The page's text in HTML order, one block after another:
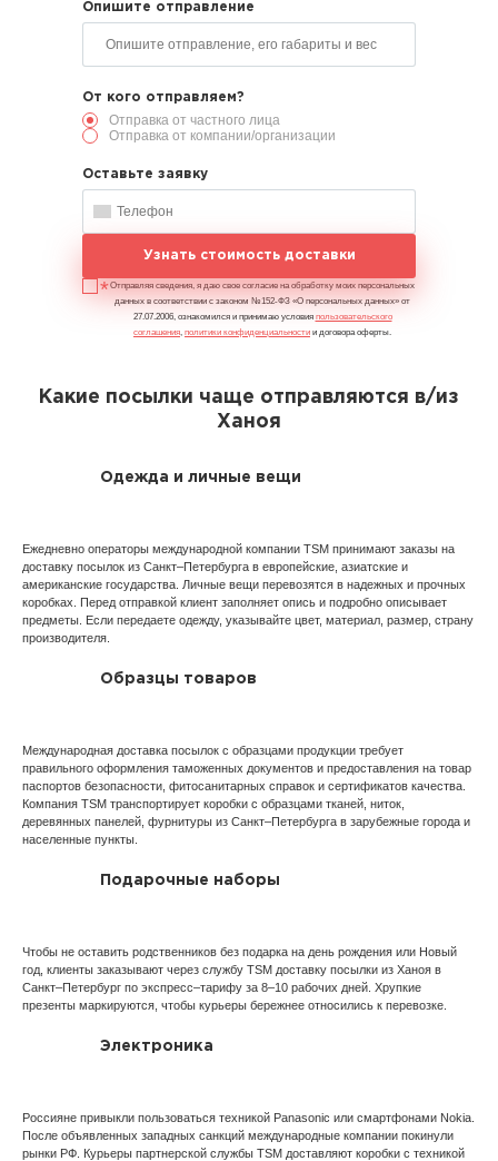
Опишите отправление
От кого отправляем?
Отправка от частного лица
Отправка от компании/организации
Оставьте заявку
Узнать стоимость доставки
Отправляя сведения, я даю свое согласие на обработку моих персональных
данных в соответствии с законом №152-ФЗ «О персональных данных» от
27.07.2006, ознакомился и принимаю условия пользовательского
соглашения, политики конфиденциальности и договора оферты.
Какие посылки чаще отправляются в/из
Ханоя
Одежда и личные вещи
Ежедневно операторы международной компании TSM принимают заказы на
доставку посылок из Санкт–Петербурга в европейские, азиатские и
американские государства. Личные вещи перевозятся в надежных и прочных
коробках. Перед отправкой клиент заполняет опись и подробно описывает
предметы. Если передаете одежду, указывайте цвет, материал, размер, страну
производителя.
Образцы товаров
Международная доставка посылок с образцами продукции требует
правильного оформления таможенных документов и предоставления на товар
паспортов безопасности, фитосанитарных справок и сертификатов качества.
Компания TSM транспортирует коробки с образцами тканей, ниток,
деревянных панелей, фурнитуры из Санкт–Петербурга в зарубежные города и
населенные пункты.
Подарочные наборы
Чтобы не оставить родственников без подарка на день рождения или Новый
год, клиенты заказывают через службу TSM доставку посылки из Ханоя в
Санкт–Петербург по экспресс–тарифу за 8–10 рабочих дней. Хрупкие
презенты маркируются, чтобы курьеры бережнее относились к перевозке.
Электроника
Россияне привыкли пользоваться техникой Panasonic или смартфонами Nokia.
После объявленных западных санкций международные компании покинули
рынки РФ. Курьеры партнерской службы TSM доставляют коробки с техникой